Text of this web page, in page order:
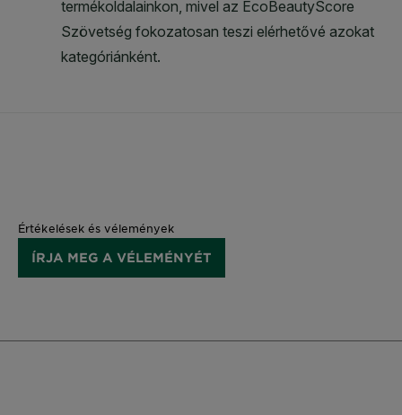
Értékelések és vélemények
ÍRJA MEG A VÉLEMÉNYÉT